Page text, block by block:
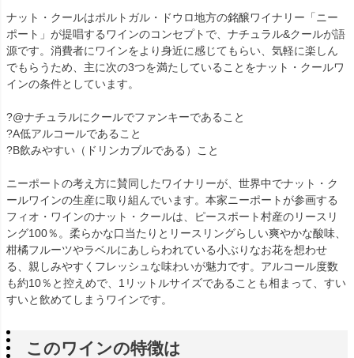
ナット・クールはポルトガル・ドウロ地方の銘醸ワイナリー「ニー
ポート」が提唱するワインのコンセプトで、ナチュラル&クールが語
源です。消費者にワインをより身近に感じてもらい、気軽に楽しん
でもらうため、主に次の3つを満たしていることをナット・クールワ
インの条件としています。
?@ナチュラルにクールでファンキーであること
?A低アルコールであること
?B飲みやすい（ドリンカブルである）こと
ニーポートの考え方に賛同したワイナリーが、世界中でナット・ク
ールワインの生産に取り組んでいます。本家ニーポートが参画する
フィオ・ワインのナット・クールは、ピースポート村産のリースリ
ング100％。柔らかな口当たりとリースリングらしい爽やかな酸味、
柑橘フルーツやラベルにあしらわれている小ぶりなお花を想わせ
る、親しみやすくフレッシュな味わいが魅力です。アルコール度数
も約10％と控えめで、1リットルサイズであることも相まって、すい
すいと飲めてしまうワインです。
このワインの特徴は